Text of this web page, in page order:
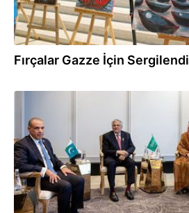
Fırçalar Gazze İçin Sergilendi